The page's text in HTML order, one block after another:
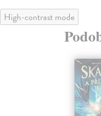
High-contrast mode